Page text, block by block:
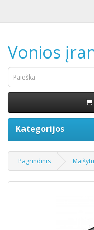
Vonios
Kategorijos
Pagrindinis